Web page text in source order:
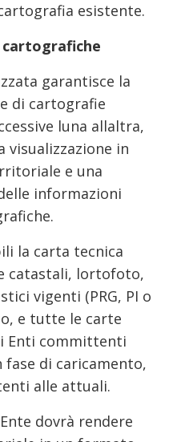
esistente.
garantisce la
di cartografie
luna allaltra,
visualizzazione in
e una
informazioni
la carta tecnica
catastali, lortofoto,
vigenti (PRG, PI o
e tutte le carte
Enti committenti
di caricamento,
alle attuali.
dovrà rendere